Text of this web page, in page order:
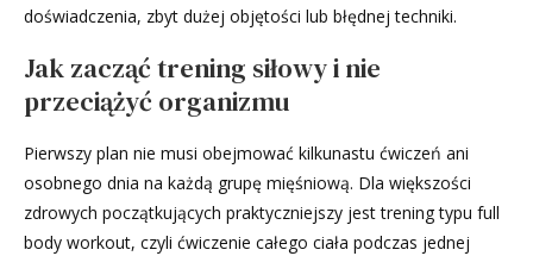
doświadczenia, zbyt dużej objętości lub błędnej techniki.
Jak zacząć trening siłowy i nie
przeciążyć organizmu
Pierwszy plan nie musi obejmować kilkunastu ćwiczeń ani
osobnego dnia na każdą grupę mięśniową. Dla większości
zdrowych początkujących praktyczniejszy jest trening typu full
body workout, czyli ćwiczenie całego ciała podczas jednej